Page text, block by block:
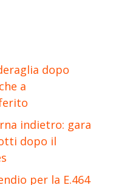
dopo
a
indietro: gara
dopo il
per la E.464